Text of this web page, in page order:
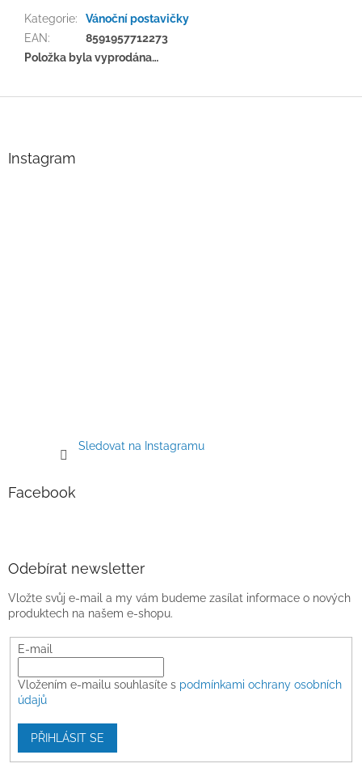
Kategorie:
Vánoční postavičky
EAN:
8591957712273
Položka byla vyprodána…
Instagram
Sledovat na Instagramu
Facebook
Odebírat newsletter
Vložte svůj e-mail a my vám budeme zasílat informace o nových
produktech na našem e-shopu.
E-mail
Vložením e-mailu souhlasíte s podmínkami ochrany osobních
údajů
PŘIHLÁSIT SE